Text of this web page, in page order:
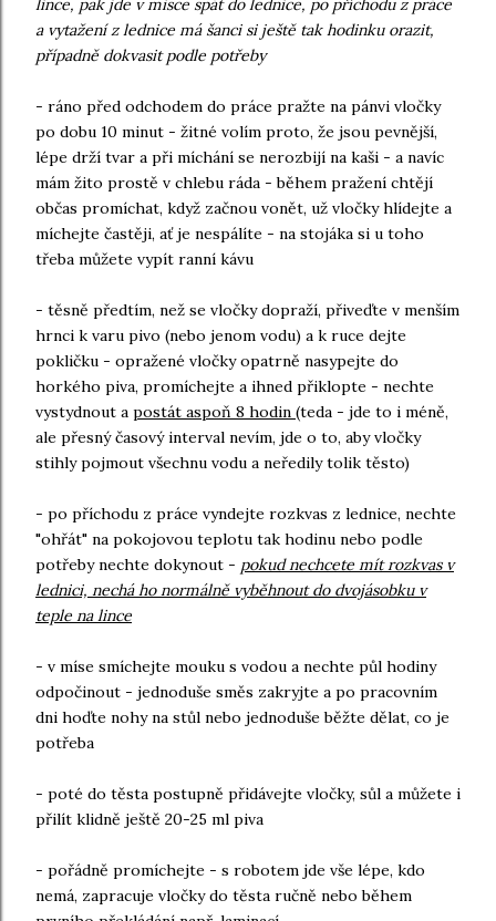
lince, pak jde v misce spát do lednice, po příchodu z práce
a vytažení z lednice má šanci si ještě tak hodinku orazit,
případně dokvasit podle potřeby
- ráno před odchodem do práce pražte na pánvi vločky
po dobu 10 minut - žitné volím proto, že jsou pevnější,
lépe drží tvar a při míchání se nerozbijí na kaši - a navíc
mám žito prostě v chlebu ráda - během pražení chtějí
občas promíchat, když začnou vonět, už vločky hlídejte a
míchejte častěji, ať je nespálíte - na stojáka si u toho
třeba můžete vypít ranní kávu
- těsně předtím, než se vločky dopraží, přiveďte v menším
hrnci k varu pivo (nebo jenom vodu) a k ruce dejte
pokličku - opražené vločky opatrně nasypejte do
horkého piva, promíchejte a ihned přiklopte - nechte
vystydnout a postát aspoň 8 hodin (teda - jde to i méně,
ale přesný časový interval nevím, jde o to, aby vločky
stihly pojmout všechnu vodu a neředily tolik těsto)
- po příchodu z práce vyndejte rozkvas z lednice, nechte
"ohřát" na pokojovou teplotu tak hodinu nebo podle
potřeby nechte dokynout - pokud nechcete mít rozkvas v
lednici, nechá ho normálně vyběhnout do dvojásobku v
teple na lince
- v míse smíchejte mouku s vodou a nechte půl hodiny
odpočinout - jednoduše směs zakryjte a po pracovním
dni hoďte nohy na stůl nebo jednoduše běžte dělat, co je
potřeba
- poté do těsta postupně přidávejte vločky, sůl a můžete i
přilít klidně ještě 20-25 ml piva
- pořádně promíchejte - s robotem jde vše lépe, kdo
nemá, zapracuje vločky do těsta ručně nebo během